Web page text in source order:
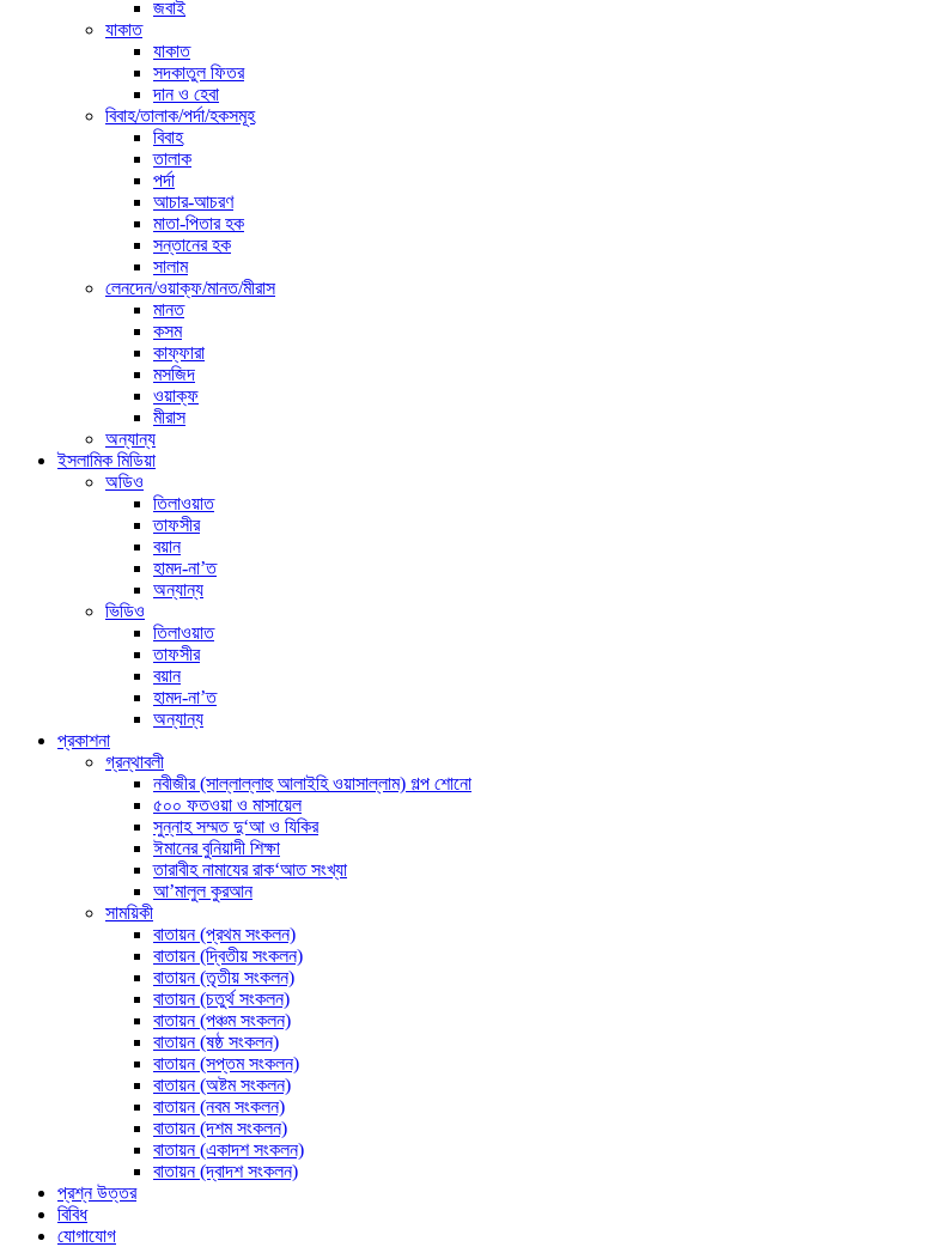
জবাই
যাকাত
যাকাত
সদকাতুল ফিতর
দান ও হেবা
বিবাহ/তালাক/পর্দা/হকসমূহ
বিবাহ
তালাক
পর্দা
আচার-আচরণ
মাতা-পিতার হক
সন্তানের হক
সালাম
লেনদেন/ওয়াক্ফ/মানত/মীরাস
মানত
কসম
কাফ্ফারা
মসজিদ
ওয়াক্ফ
মীরাস
অন্যান্য
ইসলামিক মিডিয়া
অডিও
তিলাওয়াত
তাফসীর
বয়ান
হামদ-না’ত
অন্যান্য
ভিডিও
তিলাওয়াত
তাফসীর
বয়ান
হামদ-না’ত
অন্যান্য
প্রকাশনা
গ্রন্থাবলী
নবীজীর (সাল্লাল্লাহু আলাইহি ওয়াসাল্লাম) গল্প শোনো
৫০০ ফতওয়া ও মাসায়েল
সুন্নাহ সম্মত দু‘আ ও যিকির
ঈমানের বুনিয়াদী শিক্ষা
তারাবীহ নামাযের রাক‘আত সংখ্যা
আ’মালুল কুরআন
সাময়িকী
বাতায়ন (প্রথম সংকলন)
বাতায়ন (দ্বিতীয় সংকলন)
বাতায়ন (তৃতীয় সংকলন)
বাতায়ন (চতুর্থ সংকলন)
বাতায়ন (পঞ্চম সংকলন)
বাতায়ন (ষষ্ঠ সংকলন)
বাতায়ন (সপ্তম সংকলন)
বাতায়ন (অষ্টম সংকলন)
বাতায়ন (নবম সংকলন)
বাতায়ন (দশম সংকলন)
বাতায়ন (একাদশ সংকলন)
বাতায়ন (দ্বাদশ সংকলন)
প্রশ্ন উত্তর
বিবিধ
যোগাযোগ